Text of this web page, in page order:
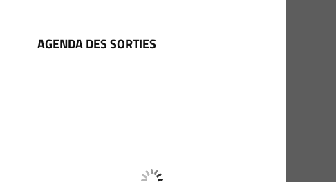
AGENDA DES SORTIES